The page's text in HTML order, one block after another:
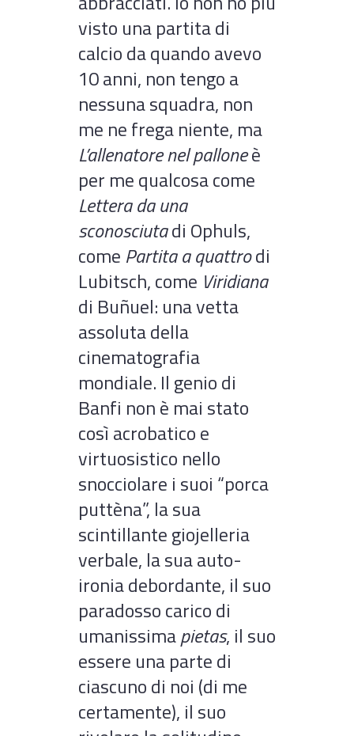
visto una partita di
calcio da quando avevo
10 anni, non tengo a
nessuna squadra, non
me ne frega niente, ma
L’allenatore nel palloneè
per me qualcosa come
Lettera da una
sconosciutadi Ophuls,
come Partita a quattrodi
Lubitsch, come Viridiana
di Buñuel: una vetta
assoluta della
cinematografia
mondiale. Il genio di
Banfi non è mai stato
così acrobatico e
virtuosistico nello
snocciolare i suoi “porca
puttèna”, la sua
scintillante giojelleria
verbale, la sua auto-
ironia debordante, il suo
paradosso carico di
umanissimapietas, il suo
essere una parte di
ciascuno di noi (di me
certamente), il suo